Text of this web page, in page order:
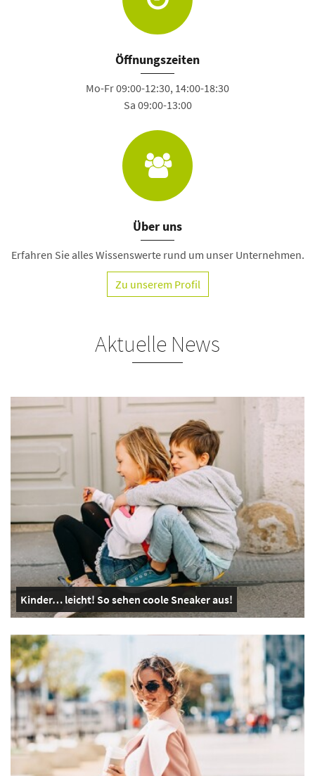
Öffnungszeiten
Mo-Fr 09:00-12:30, 14:00-18:30
Sa 09:00-13:00
Über uns
Erfahren Sie alles Wissenswerte rund um unser Unternehmen.
Zu unserem Profil
Aktuelle News
Kinder… leicht! So sehen coole Sneaker aus!